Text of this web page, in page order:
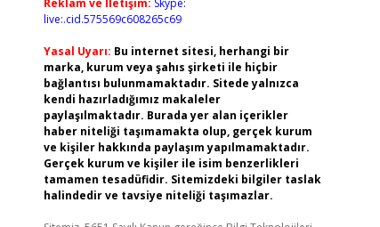
Reklam ve İletişim: Skype:
live:.cid.575569c608265c69
Yasal Uyarı: Bu internet sitesi, herhangi bir
marka, kurum veya şahıs şirketi ile hiçbir
bağlantısı bulunmamaktadır. Sitede yalnızca
kendi hazırladığımız makaleler
paylaşılmaktadır. Burada yer alan içerikler
haber niteliği taşımamakta olup, gerçek kurum
ve kişiler hakkında paylaşım yapılmamaktadır.
Gerçek kurum ve kişiler ile isim benzerlikleri
tamamen tesadüfidir. Sitemizdeki bilgiler taslak
halindedir ve tavsiye niteliği taşımazlar.